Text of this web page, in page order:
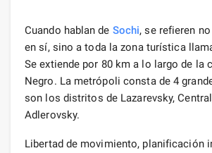
Cuando hablan de Sochi, se refieren
en sí, sino a toda la zona turística
Se extiende por 80 km a lo largo de la
Negro. La metrópoli consta de 4
son los distritos de Lazarevsky,
Adlerovsky.
Libertad de movimiento, planificación